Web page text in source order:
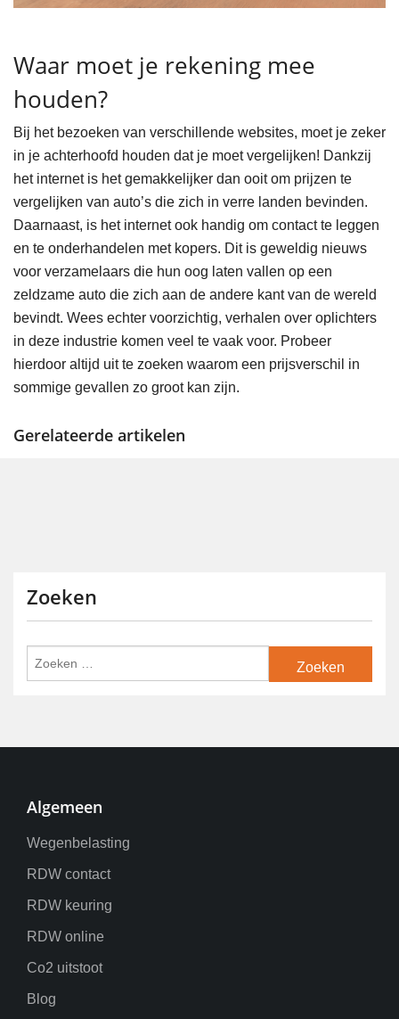
Waar moet je rekening mee
houden?
Bij het bezoeken van verschillende websites, moet je zeker
in je achterhoofd houden dat je moet vergelijken! Dankzij
het internet is het gemakkelijker dan ooit om prijzen te
vergelijken van auto’s die zich in verre landen bevinden.
Daarnaast, is het internet ook handig om contact te leggen
en te onderhandelen met kopers. Dit is geweldig nieuws
voor verzamelaars die hun oog laten vallen op een
zeldzame auto die zich aan de andere kant van de wereld
bevindt. Wees echter voorzichtig, verhalen over oplichters
in deze industrie komen veel te vaak voor. Probeer
hierdoor altijd uit te zoeken waarom een prijsverschil in
sommige gevallen zo groot kan zijn.
Gerelateerde artikelen
Zoeken
Algemeen
Wegenbelasting
RDW contact
RDW keuring
RDW online
Co2 uitstoot
Blog